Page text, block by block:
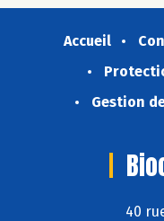
Accueil
Gestion
40